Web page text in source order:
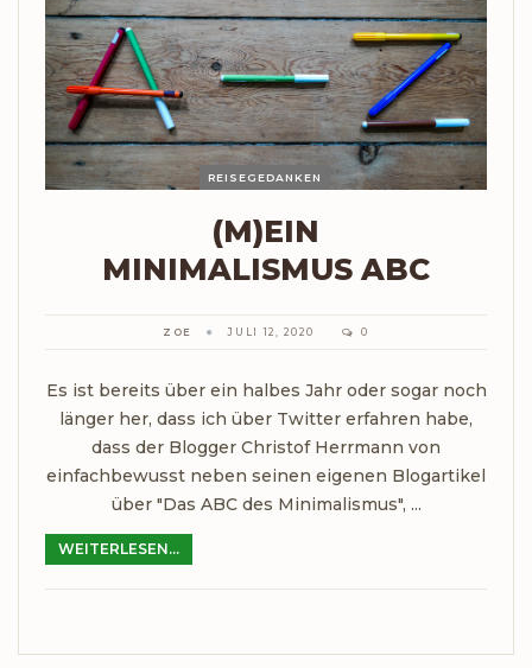
REISEGEDANKEN
(M)EIN
MINIMALISMUS ABC
ZOE JULI 12, 2020 0
Es ist bereits über ein halbes Jahr oder sogar noch
länger her, dass ich über Twitter erfahren habe,
dass der Blogger Christof Herrmann von
einfachbewusst neben seinen eigenen Blogartikel
über "Das ABC des Minimalismus", ...
WEITERLESEN...